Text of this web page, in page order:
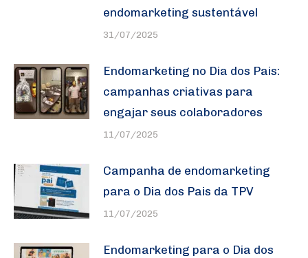
endomarketing sustentável
31/07/2025
Endomarketing no Dia dos Pais:
campanhas criativas para
engajar seus colaboradores
11/07/2025
Campanha de endomarketing
para o Dia dos Pais da TPV
11/07/2025
Endomarketing para o Dia dos